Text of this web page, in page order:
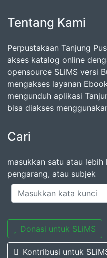
Tentang Kami
Perpustakaan Tanjung
akses katalog online
opensource SLiMS versi
mengakses layanan
mengunduh aplikasi
bisa diakses
Cari
masukkan satu atau
pengarang, atau subjek
Donasi untuk SLiMS
Kontribusi untuk